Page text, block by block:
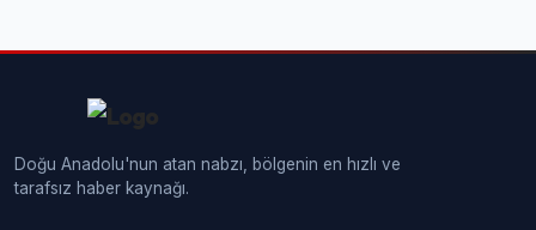
Doğu Anadolu'nun atan nabzı, bölgenin en hızlı ve
tarafsız haber kaynağı.